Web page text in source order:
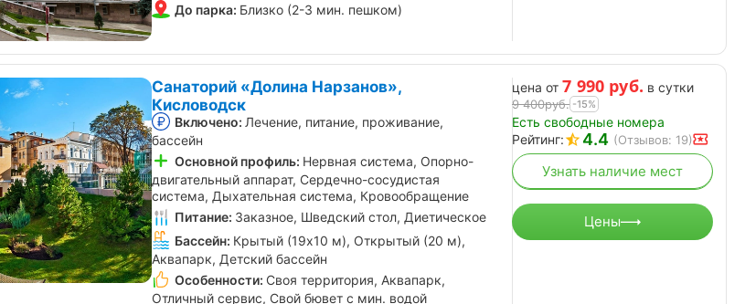
До парка: Близко (2-3 мин. пешком)
Санаторий «Долина Нарзанов»,
Кисловодск
Включено: Лечение, питание, проживание,
бассейн
Основной профиль: Нервная система, Опорно-
двигательный аппарат, Сердечно-сосудистая
система, Дыхательная система, Кровообращение
Питание: Заказное, Шведский стол, Диетическое
Бассейн: Крытый (19х10 м), Открытый (20 м),
Аквапарк, Детский бассейн
Особенности: Своя территория, Аквапарк,
Отличный сервис, Свой бювет с мин. водой
цена от 7 990 руб. в сутки
9 400руб. -15%
Есть свободные номера
Рейтинг:
4.4 (Отзывов: 19)
Узнать наличие мест
Цены